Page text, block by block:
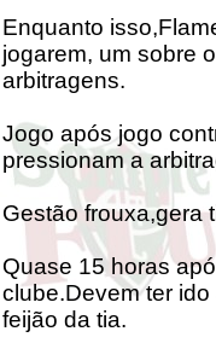
Enquanto
jogarem, um sobre
arbitragens.
Jogo após jogo
pressionam a
Gestão frouxa,gera
Quase 15 horas
clube.Devem ter
feijão da tia.